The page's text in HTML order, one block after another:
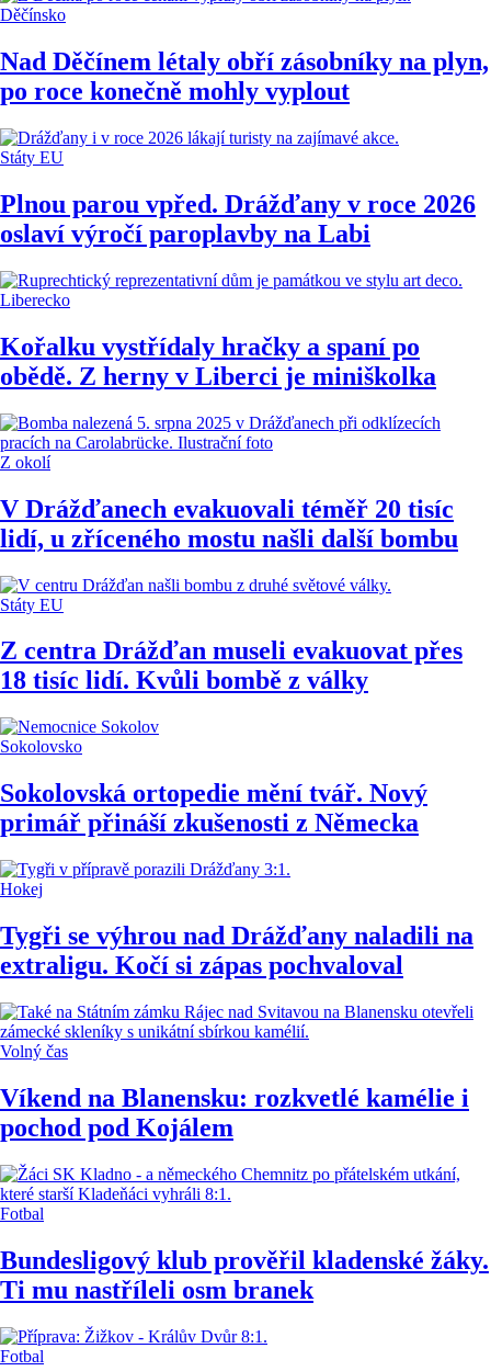
Děčínsko
Nad Děčínem létaly obří zásobníky na plyn,
po roce konečně mohly vyplout
Státy EU
Plnou parou vpřed. Drážďany v roce 2026
oslaví výročí paroplavby na Labi
Liberecko
Kořalku vystřídaly hračky a spaní po
obědě. Z herny v Liberci je miniškolka
Z okolí
V Drážďanech evakuovali téměř 20 tisíc
lidí, u zříceného mostu našli další bombu
Státy EU
Z centra Drážďan museli evakuovat přes
18 tisíc lidí. Kvůli bombě z války
Sokolovsko
Sokolovská ortopedie mění tvář. Nový
primář přináší zkušenosti z Německa
Hokej
Tygři se výhrou nad Drážďany naladili na
extraligu. Kočí si zápas pochvaloval
Volný čas
Víkend na Blanensku: rozkvetlé kamélie i
pochod pod Kojálem
Fotbal
Bundesligový klub prověřil kladenské žáky.
Ti mu nastříleli osm branek
Fotbal